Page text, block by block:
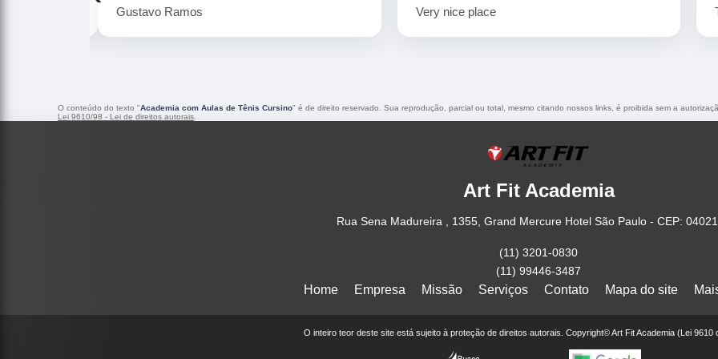
Gustavo Ramos
Very nice place
O conteúdo do texto "Academia com Aulas de Tênis Cursino" é de direito reservado. Sua reprodução, parcial ou total, mesmo citando nossos links, é proibida sem a
Lei 9610/98 - Lei de direitos autorais
Art Fit Academia
Rua Sena Madureira , 1355, Grand Mercure Hotel São Paulo - CEP:
(11) 3201-0830
(11) 99446-3487
Home Empresa Missão Serviços Contato Mapa do site
O inteiro teor deste site está sujeito à proteção de direitos autorais. Copyright© Art Fit Academia (Lei 9610